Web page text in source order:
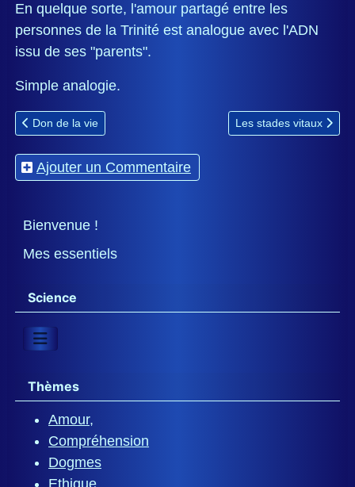
Bienvenue !
Mes essentiels
Science
Thèmes
Amour,
Compréhension
Dogmes
En quelque sorte, l'amour partagé entre les
personnes de la Trinité est analogue avec l'ADN
issu de ses "parents".
Simple analogie.
Article précédent : Don de la vie
Don de la vie Article suivant : Les
Les stades vitaux
Ajouter un Commentaire